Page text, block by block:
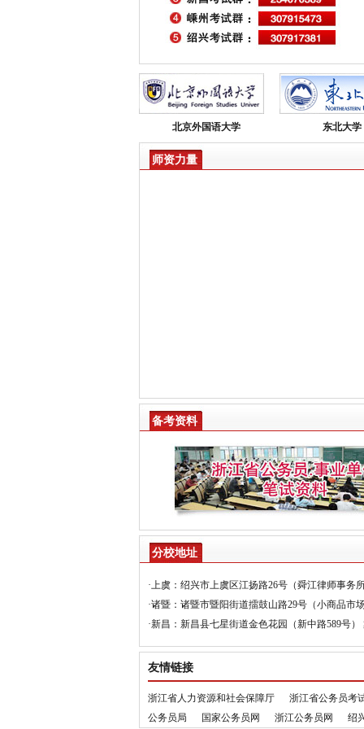
北京外国语大学 东北大学
师资力量
备考资料
分校地址
·上虞：绍兴市上虞区江扬路26号（舜江律师事务
·诸暨：诸暨市暨阳街道擂鼓山路29号（小商品市
·新昌：新昌县七星街道金色花园（新中路589号）
友情链接
浙江省人力资源和社会保障厅
浙江省公务员考
公务员局
国家公务员网 浙江公务员网 绍